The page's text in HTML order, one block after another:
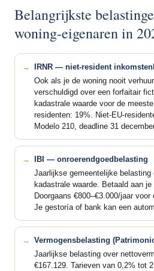
Belangrijkste
woning-eigenaren in
IRNR — niet-resident
Ook als je de woning nooit
verschuldigd over een forfaitair
kadastrale waarde voor de
residenten: 19%. Niet-EU-
Modelo 210, deadline 31
IBI — onroerendgoedbelasting
Jaarlijkse gemeentelijke belasting
kadastrale waarde. Betaald aan
Doorgaans €800–€3.000/jaar
Je gestoría of bank kan een
Vermogensbelasting
Jaarlijkse belasting over
€167.129. Tarieven van 0,2% tot